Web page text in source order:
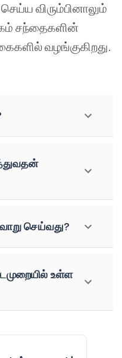
விரும்பினாலும்
சந்தைகளின்
வழங்குகிறது.
செய்வது?
உள்ள